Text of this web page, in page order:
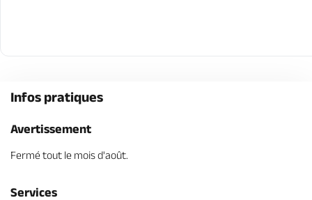
Infos pratiques
Avertissement
Fermé tout le mois d'août.
Services